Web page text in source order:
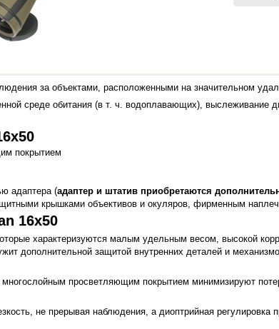
за объектами, расположенными на значительном
среде обитания (в т. ч. водоплавающих), выслеживание
покрытием
адаптера (адаптер и штатив приобретаются
крышками объективов и окуляров, фирменным
16x50
характеризуются малым удельным весом, высокой
дополнительной защитой внутренних деталей и
просветляющим покрытием минимизируют
не прерывая наблюдения, а диоптрийная регулировка